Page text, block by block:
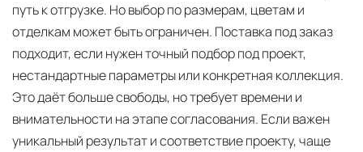
путь к отгрузке. Но выбор по размерам, цветам и
отделкам может быть ограничен. Поставка под заказ
подходит, если нужен точный подбор под проект,
нестандартные параметры или конкретная коллекция.
Это даёт больше свободы, но требует времени и
внимательности на этапе согласования. Если важен
уникальный результат и соответствие проекту, чаще